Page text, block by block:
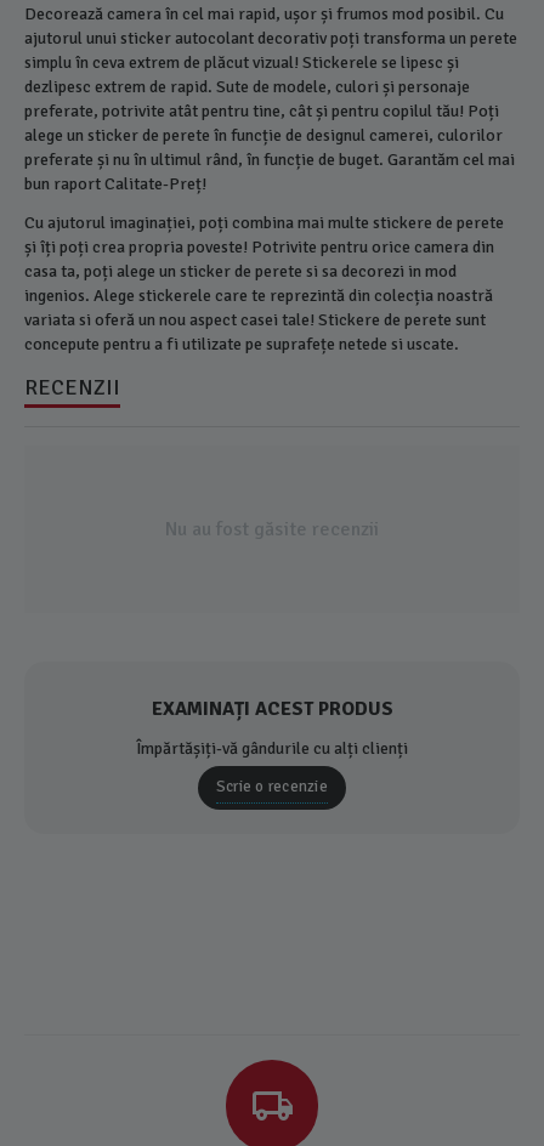
Decorează camera în cel mai rapid, ușor și frumos mod posibil. Cu
ajutorul unui sticker autocolant decorativ poți transforma un perete
simplu în ceva extrem de plăcut vizual! Stickerele se lipesc și
dezlipesc extrem de rapid. Sute de modele, culori și personaje
preferate, potrivite atât pentru tine, cât și pentru copilul tău! Poți
alege un sticker de perete în funcție de designul camerei, culorilor
preferate și nu în ultimul rând, în funcție de buget. Garantăm cel mai
bun raport Calitate-Preț!
Cu ajutorul imaginației, poți combina mai multe stickere de perete
și îți poți crea propria poveste! Potrivite pentru orice camera din
casa ta, poți alege un sticker de perete si sa decorezi in mod
ingenios. Alege stickerele care te reprezintă din colecția noastră
variata si oferă un nou aspect casei tale! Stickere de perete sunt
concepute pentru a fi utilizate pe suprafețe netede si uscate.
RECENZII
Nu au fost găsite recenzii
EXAMINAȚI ACEST PRODUS
Împărtășiți-vă gândurile cu alți clienți
Scrie o recenzie